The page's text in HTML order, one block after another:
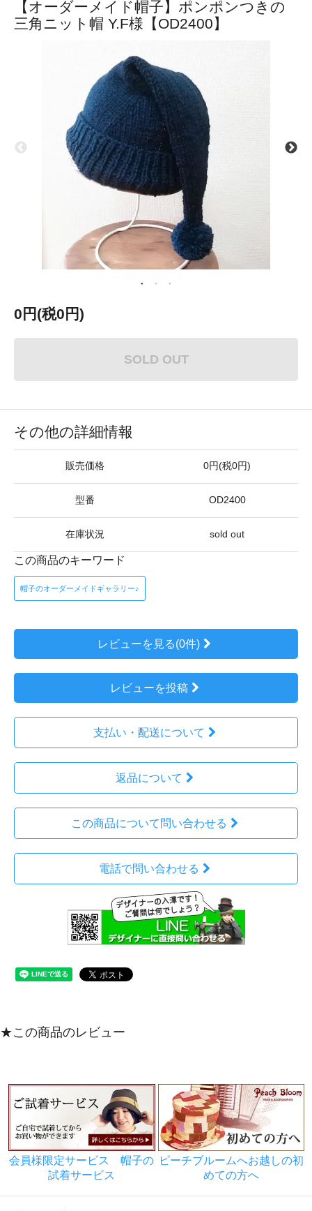
【オーダーメイド帽子】ポンポンつきの
三角ニット帽 Y.F様【OD2400】
0円(税0円)
SOLD OUT
その他の詳細情報
販売価格 0円(税0円)
型番 OD2400
在庫状況 sold out
この商品のキーワード
帽子のオーダーメイドギャラリー♪
レビューを見る(0件)
レビューを投稿
支払い・配送について
返品について
この商品について問い合わせる
電話で問い合わせる
★この商品のレビュー
会員様限定サービス 帽子の
試着サービス
ピーチブルームへお越しの初
めての方へ